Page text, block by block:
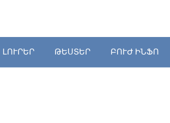
ԼՈՒՐԵՐ ԹԵՍՏԵՐ ԲՈՒԺ ԻՆՖՈ